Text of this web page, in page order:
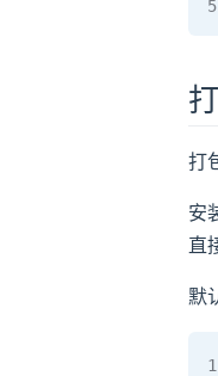
打
安
直
默